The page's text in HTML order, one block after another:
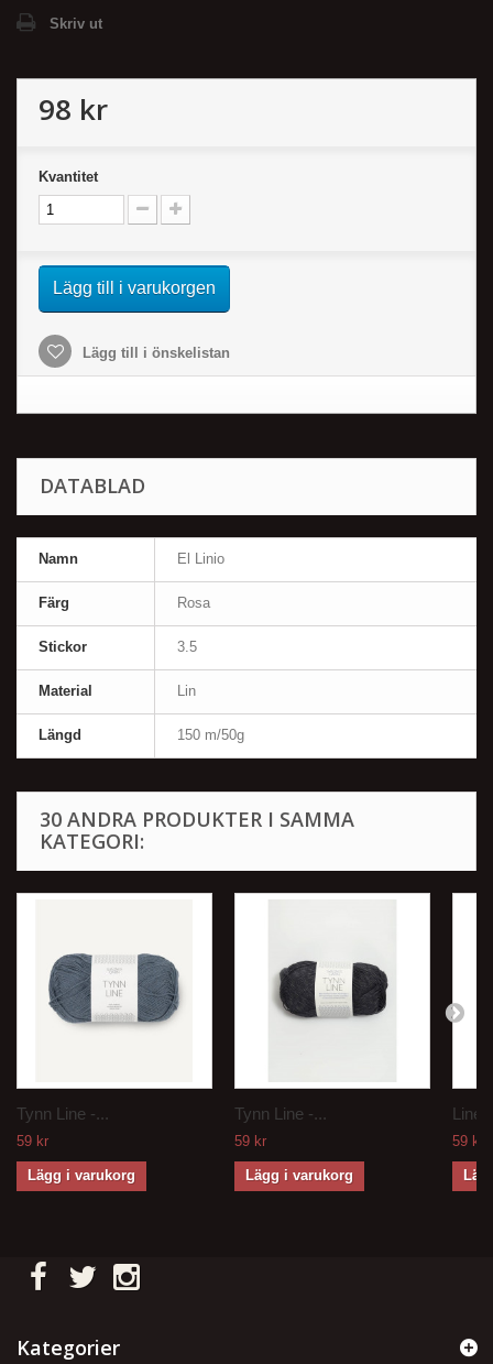
Skriv ut
98 kr
Kvantitet
Lägg till i varukorgen
Lägg till i önskelistan
DATABLAD
Namn El Linio
Färg Rosa
Stickor 3.5
Material Lin
Längd 150 m/50g
30 ANDRA PRODUKTER I SAMMA
KATEGORI:
Tynn Line -...
59 kr
Lägg i varukorg
Tynn Line -...
59 kr
Lägg i varukorg
Line
59 kr
Kategorier